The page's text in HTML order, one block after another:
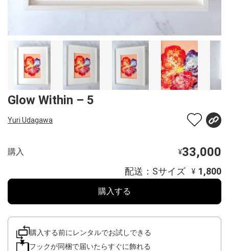
Glow Within – 5
Yuri Udagawa
購入 ¥33,000
配送：Sサイズ ¥ 1,800
購入する
購入する前にレンタルでお試しできる
フックが同梱で届いたらすぐに飾れる